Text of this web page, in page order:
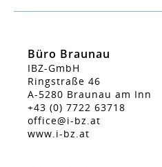
Büro Braunau
IBZ-GmbH
Ringstraße 46
A-5280 Braunau am Inn
+43 (0) 7722 63718
office@i-bz.at
www.i-bz.at